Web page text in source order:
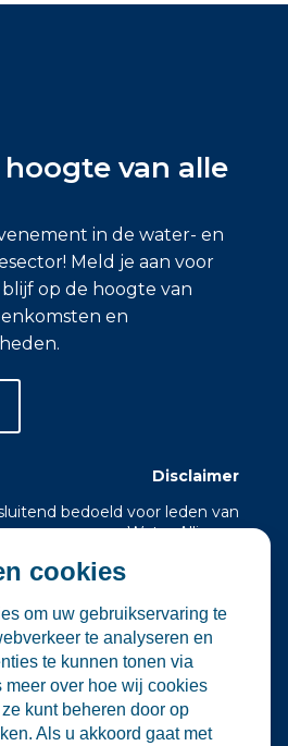
van alle
in de water- en
Meld je aan voor
op de hoogte van
en
Disclaimer
bedoeld voor leden van
Water Alliance.
dit platform aan om relevante
te verzamelen en onder
Hoewel wij zorgvuldig
de selectie en plaatsing van
wij niet verantwoordelijk voor
of inhoud van externe
evenementen.
cookies
om uw gebruikservaring te
te analyseren en
te kunnen tonen via
meer over hoe wij cookies
kunt beheren door op
Als u akkoord gaat met